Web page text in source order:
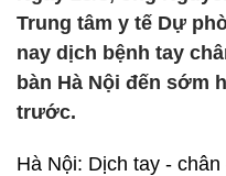
Trung tâm y tế Dự
nay dịch bệnh tay
bàn Hà Nội đến sớm
trước.
Hà Nội: Dịch tay -